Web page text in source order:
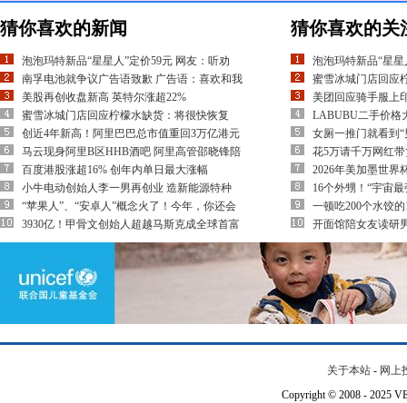
猜你喜欢的新闻
泡泡玛特新品“星星人”定价59元 网友：听劝
南孚电池就争议广告语致歉 广告语：喜欢和我
美股再创收盘新高 英特尔涨超22%
蜜雪冰城门店回应柠檬水缺货：将很快恢复
创近4年新高！阿里巴巴总市值重回3万亿港元
马云现身阿里B区HHB酒吧 阿里高管邵晓锋陪
百度港股涨超16% 创年内单日最大涨幅
小牛电动创始人李一男再创业 造新能源特种
“苹果人”、“安卓人”概念火了！今年，你还会
3930亿！甲骨文创始人超越马斯克成全球首富
猜你喜欢的关
泡泡玛特新品“星
蜜雪冰城门店回应
美团回应骑手服上
LABUBU二手价格
女厕一推门就看到
花5万请千万网红
2026年美加墨世界
16个外甥！“宇宙
一顿吃200个水饺
开面馆陪女友读研
关于本站 - 网上
Copyright © 2008 - 2025